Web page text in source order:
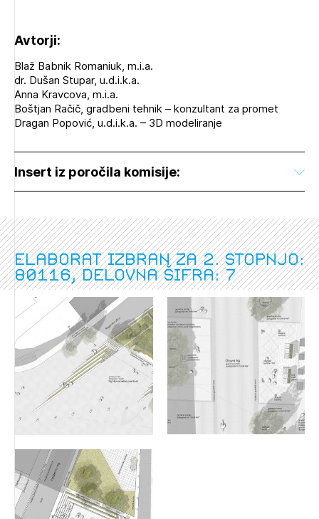
Izbrana vsebina je namenjena le ZAPS
registriranim uporabnikom. Da lahko do nje
Avtorji:
Blaž Babnik Romaniuk, m.i.a.
dr. Dušan Stupar, u.d.i.k.a.
Anna Kravcova, m.i.a.
Boštjan Račič, gradbeni tehnik – konzultant za promet
Dragan Popović, u.d.i.k.a. – 3D modeliranje
Insert iz poročila komisije:
Elaborat izbran za 2. stopnjo:
80116, delovna šifra: 7